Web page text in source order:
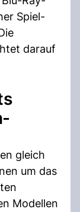
Spiel-
darauf
gleich
um das
Modellen